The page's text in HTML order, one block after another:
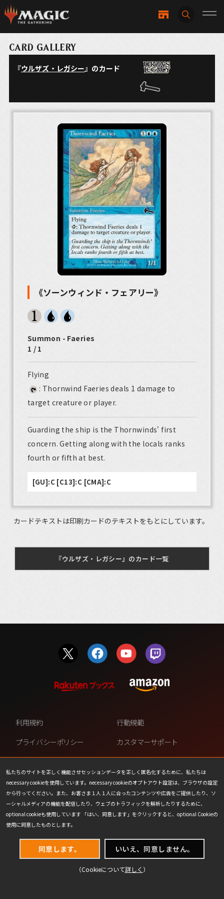
CARD GALLERY
『ウルザズ・レガシー』のカード
《ソーンウィンド・フェアリー》
Summon - Faeries
1 / 1
Flying
: Thornwind Faeries deals 1 damage to
target creature or player.
Guarding the ship is the Thornwinds' first
concern. Getting along with the locals ranks
fourth or fifth at best.
[GU]:C [C13]:C [CMA]:C
カードテキストは印刷カードのテキストをもとにしています。
『ウルザズ・レガシー』のカード一覧
私たちのサイトを正しく機能させセッションデータを正しく匿名化するために、私たちは
necessary cookieを使用しています。necessary cookieのオプトアウト設定は、ブラウザの設定
から行ってください。また、お客さま１人１人に合ったコンテンツや広告をご提供したり、ソ
ーシャルメディアの機能を配信したり、ウェブのトラフィックを解析したりするために、
optional cookieも使用しています 「はい、同意します」をクリックすると、optional Cookieの
使用に同意したものとします。
同意します。 いいえ、同意しません。
（Cookieについて詳しく ）
利用規約
行動規範
プライバシーポリシー
カスタマーサポート
ファンコンテンツ・ポリシー
個人情報の販売や共有を許可し
ない
COOKIE
プレスリリース
会社情報
お問い合わせ